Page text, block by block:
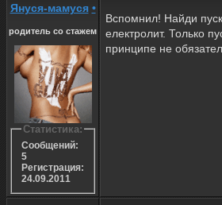
Януся-мамуся •
родитель со стажем
Статистика:
Сообщений:
5
Регистрация:
24.09.2011
Вспомнил! Найди
електролит. Только
принципе не